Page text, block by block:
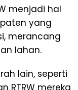
menjadi hal
yang
merancang
lahan.
lain, seperti
RTRW mereka